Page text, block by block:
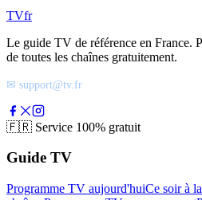
TVfr
Le guide TV de référence en France.
de toutes les chaînes gratuitement.
✉ support@tv.fr
🇫🇷 Service 100% gratuit
Guide TV
Programme TV aujourd'huiCe soir à